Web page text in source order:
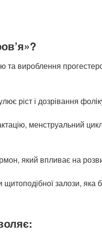
вироблення
ріст і дозрівання
менструальний
який впливає на
залози, яка